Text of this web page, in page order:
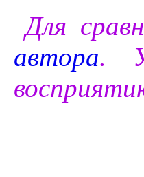
Для
автора.